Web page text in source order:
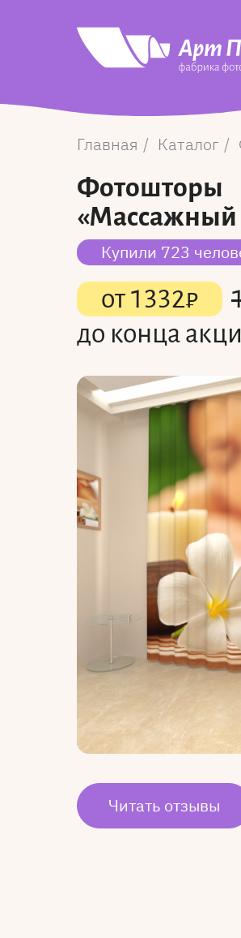
Главная Каталог
Фотошторы
«Массажный
Купили 723
от1332₽
до конца
Читать отзывы